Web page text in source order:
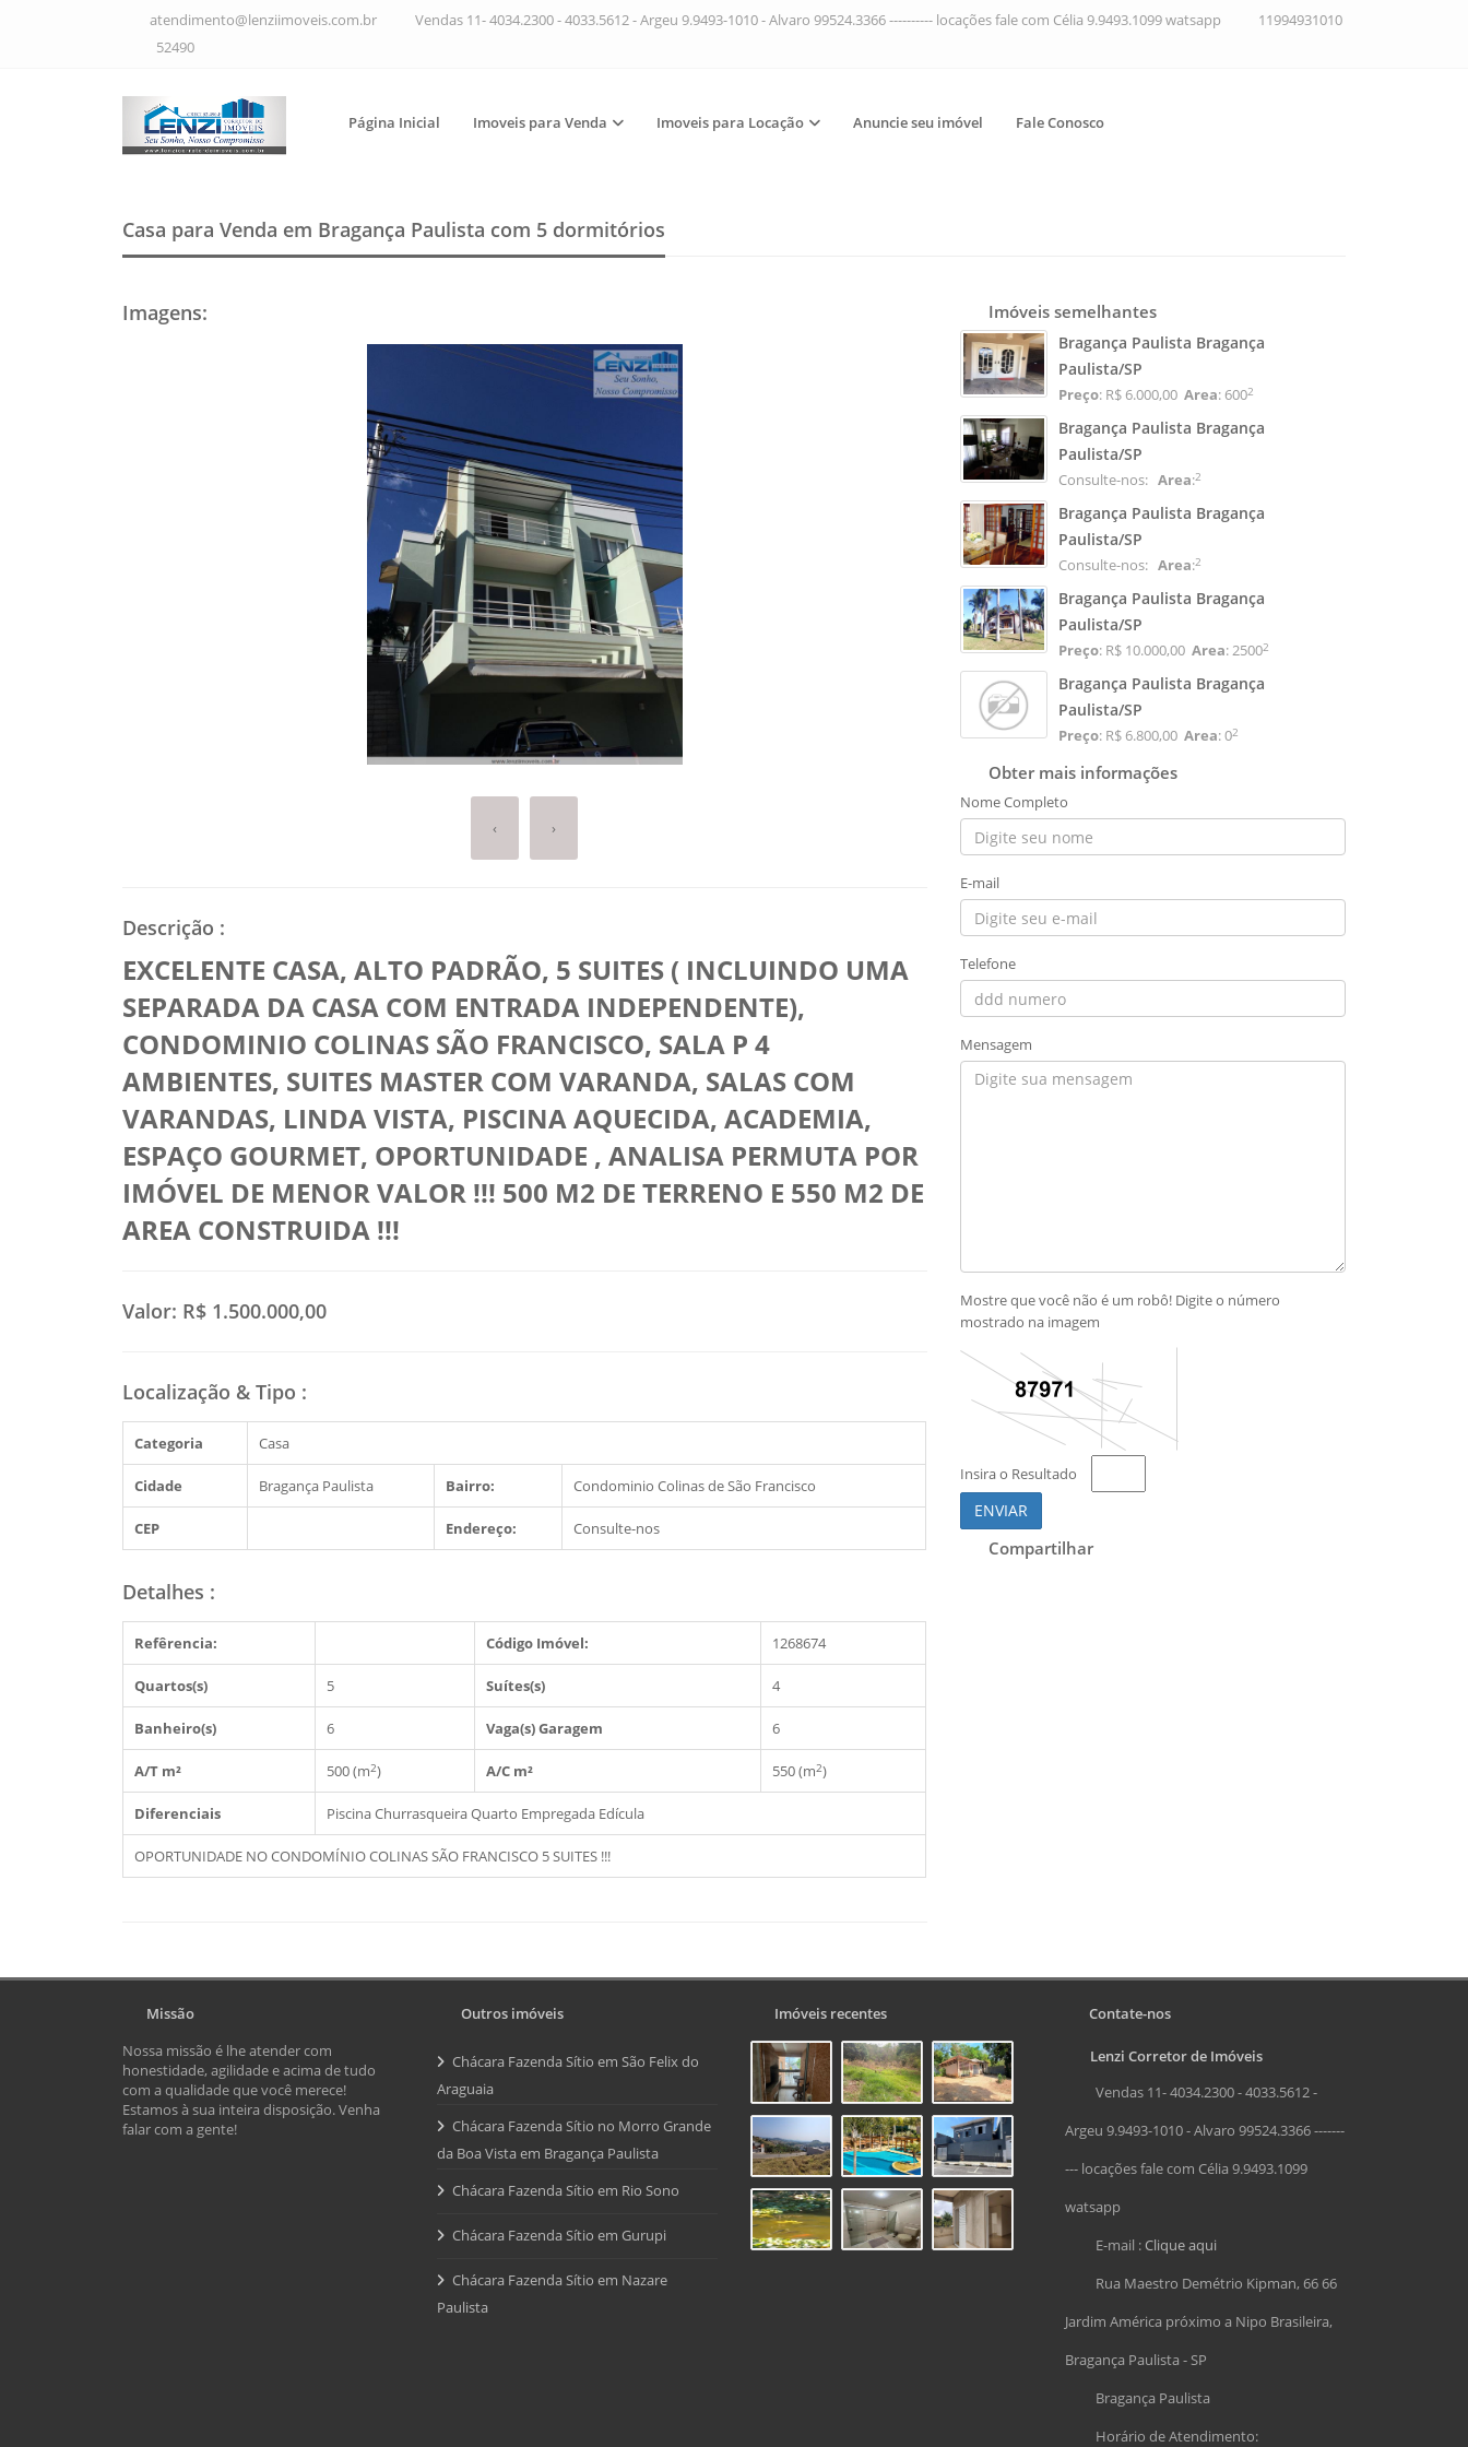
atendimento@lenziimoveis.com.br Vendas 11- 4034.2300 - 4033.5612 - Argeu 9.9493-1010 - Alvaro 99524.3366 ---------- locações fale com Célia 9.9493.1099 watsapp
11994931010
52490
Página Inicial Imoveis para Venda Imoveis para Locação Anuncie seu imóvel Fale Conosco
Casa para Venda em Bragança Paulista com 5 dormitórios
Imagens:
‹ ›
Descrição :
EXCELENTE CASA, ALTO PADRÃO, 5 SUITES ( INCLUINDO UMA
SEPARADA DA CASA COM ENTRADA INDEPENDENTE),
CONDOMINIO COLINAS SÃO FRANCISCO, SALA P 4
AMBIENTES, SUITES MASTER COM VARANDA, SALAS COM
VARANDAS, LINDA VISTA, PISCINA AQUECIDA, ACADEMIA,
ESPAÇO GOURMET, OPORTUNIDADE , ANALISA PERMUTA POR
IMÓVEL DE MENOR VALOR !!! 500 M2 DE TERRENO E 550 M2 DE
AREA CONSTRUIDA !!!
Valor: R$ 1.500.000,00
Localização & Tipo :
Categoria Casa
Cidade Bragança Paulista Bairro: Condominio Colinas de São Francisco
CEP Endereço: Consulte-nos
Detalhes :
Refêrencia: Código Imóvel: 1268674
Quartos(s) 5 Suítes(s) 4
Banheiro(s) 6 Vaga(s) Garagem 6
A/T m² 500 (m2) A/C m² 550 (m2)
Diferenciais PiscinaChurrasqueiraQuarto Empregada Edícula
OPORTUNIDADE NO CONDOMÍNIO COLINAS SÃO FRANCISCO 5 SUITES !!!
Imóveis semelhantes
Bragança Paulista Bragança
Paulista/SP
Preço: R$ 6.000,00 Area: 6002
Bragança Paulista Bragança
Paulista/SP
Consulte-nos: Area:2
Bragança Paulista Bragança
Paulista/SP
Consulte-nos: Area:2
Bragança Paulista Bragança
Paulista/SP
Preço: R$ 10.000,00 Area: 25002
Bragança Paulista Bragança
Paulista/SP
Preço: R$ 6.800,00 Area: 02
Obter mais informações
Nome Completo
E-mail
Telefone
Mensagem
Mostre que você não é um robô! Digite o número
mostrado na imagem
Insira o Resultado
ENVIAR
Compartilhar
Missão
Nossa missão é lhe atender com
honestidade, agilidade e acima de tudo
com a qualidade que você merece!
Estamos à sua inteira disposição. Venha
falar com a gente!
Outros imóveis
Chácara Fazenda Sítio em São Felix do
Araguaia
Chácara Fazenda Sítio no Morro Grande
da Boa Vista em Bragança Paulista
Chácara Fazenda Sítio em Rio Sono
Chácara Fazenda Sítio em Gurupi
Chácara Fazenda Sítio em Nazare
Paulista
Imóveis recentes Contate-nos
Lenzi Corretor de Imóveis
Vendas 11- 4034.2300 - 4033.5612 -
Argeu 9.9493-1010 - Alvaro 99524.3366 -------
--- locações fale com Célia 9.9493.1099
watsapp
E-mail :Clique aqui
Rua Maestro Demétrio Kipman, 66 66
Jardim América próximo a Nipo Brasileira,
Bragança Paulista - SP
Bragança Paulista
Horário de Atendimento: